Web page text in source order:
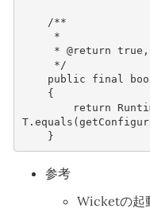
/**
     *
* @return
     */
public
final
{
return
T. equals (
}
参考
Wicketの起